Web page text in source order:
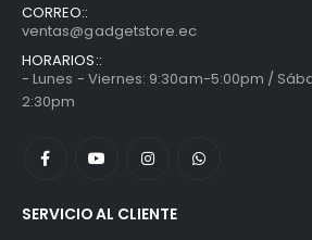
CORREO::
ventas@gadgetstore.ec
HORARIOS::
- Lunes - Viernes: 9:30am-5:00pm /
2:30pm
SERVICIO AL CLIENTE